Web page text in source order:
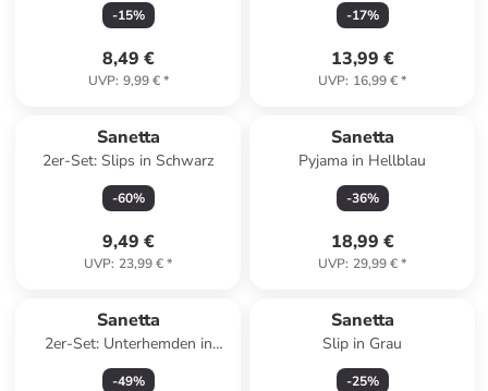
-15%
8,49 €
UVP: 9,99 €*
-17%
13,99 €
UVP: 16,99 €*
Sanetta
2er-Set: Slips in Schwarz
-60%
9,49 €
UVP: 23,99 €*
Sanetta
Pyjama in Hellblau
-36%
18,99 €
UVP: 29,99 €*
Sanetta
2er-Set: Unterhemden in
Apricot
-49%
Sanetta
Slip in Grau
-25%